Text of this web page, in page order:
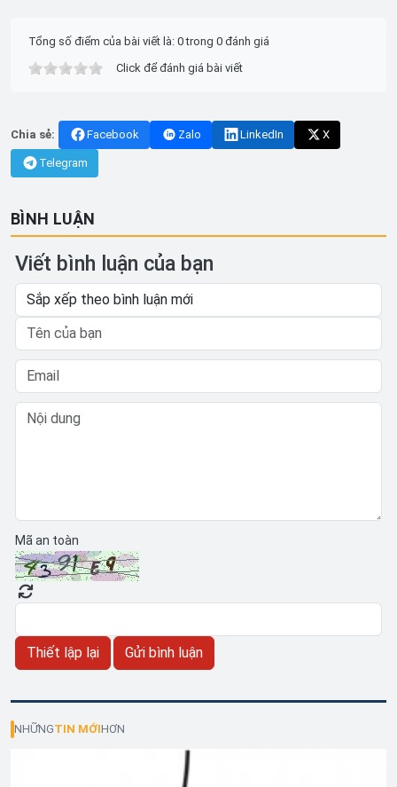
Tổng số điểm của bài viết là: 0 trong 0 đánh giá
Click để đánh giá bài viết
Chia sẻ: Facebook Zalo LinkedIn X
Telegram
BÌNH LUẬN
Viết bình luận của bạn
Mã an toàn
NHỮNGTIN MỚIHƠN